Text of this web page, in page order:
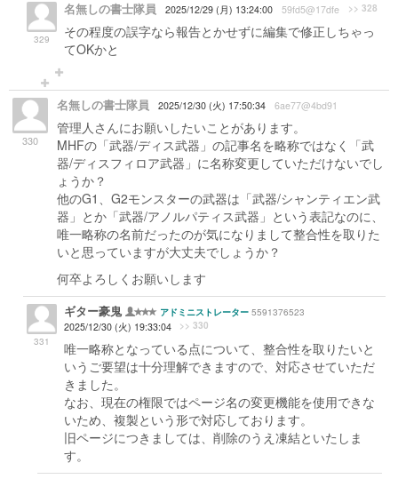
329
名無しの書士隊員 2025/12/29 (月) 13:24:00 59fd5@17dfe >> 328
その程度の誤字なら報告とかせずに編集で修正しちゃっ
てOKかと
330
名無しの書士隊員 2025/12/30 (火) 17:50:34 6ae77@4bd91
管理人さんにお願いしたいことがあります。
MHFの「武器/ディス武器」の記事名を略称ではなく「武
器/ディスフィロア武器」に名称変更していただけないでし
ょうか？
他のG1、G2モンスターの武器は「武器/シャンティエン武
器」とか「武器/アノルパティス武器」という表記なのに、
唯一略称の名前だったのが気になりまして整合性を取りた
いと思っていますが大丈夫でしょうか？
何卒よろしくお願いします
331
ギター豪鬼 アドミニストレーター 5591376523
2025/12/30 (火) 19:33:04
>> 330
唯一略称となっている点について、整合性を取りたいと
いうご要望は十分理解できますので、対応させていただ
きました。
なお、現在の権限ではページ名の変更機能を使用できな
いため、複製という形で対応しております。
旧ページにつきましては、削除のうえ凍結といたしま
す。